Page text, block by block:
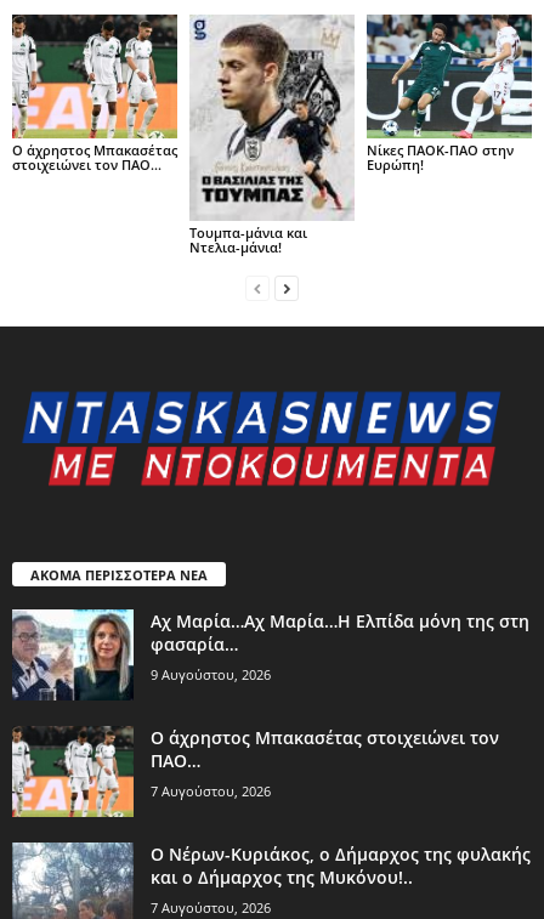
Ο άχρηστος Μπακασέτας
στοιχειώνει τον ΠΑΟ…
Τουμπα-μάνια και
Ντελια-μάνια!
Νίκες ΠΑΟΚ-ΠΑΟ στην
Ευρώπη!
ΑΚΟΜΑ ΠΕΡΙΣΣΟΤΕΡΑ ΝΕΑ
Aχ Μαρία…Αχ Μαρία…Η Ελπίδα μόνη της στη
φασαρία…
9 Αυγούστου, 2026
Ο άχρηστος Μπακασέτας στοιχειώνει τον
ΠΑΟ…
7 Αυγούστου, 2026
Ο Νέρων-Κυριάκος, o Δήμαρχος της φυλακής
και ο Δήμαρχος της Μυκόνου!..
7 Αυγούστου, 2026